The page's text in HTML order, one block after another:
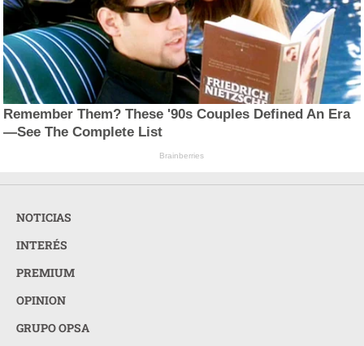
Remember Them? These '90s Couples Defined An Era
—See The Complete List
Brainberries
NOTICIAS
INTERÉS
PREMIUM
OPINION
GRUPO OPSA